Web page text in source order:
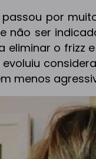
por
não ser
eliminar o frizz
menos